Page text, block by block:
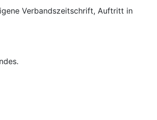
Verbandszeitschrift, Auftritt in